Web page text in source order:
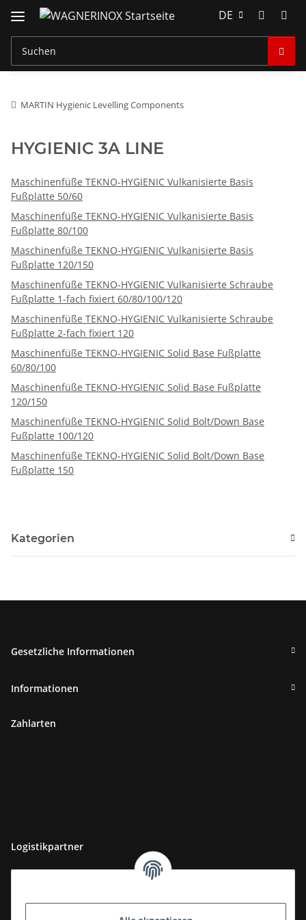
DE
MARTIN Hygienic Levelling Components
HYGIENIC 3A LINE
Maschinenfüße TEKNO-HYGIENIC Vulkanisierte Basis
Fußplatte 50/60
Maschinenfüße TEKNO-HYGIENIC Vulkanisierte Basis
Fußplatte 80/100
Maschinenfüße TEKNO-HYGIENIC Vulkanisierte Basis
Fußplatte 120/150
Maschinenfüße TEKNO-HYGIENIC Vulkanisierte Schraube
Fußplatte 1-fach fixiert 60/80/100/120
Maschinenfüße TEKNO-HYGIENIC Vulkanisierte Schraube
Fußplatte 2-fach fixiert 120
Maschinenfüße TEKNO-HYGIENIC Solid Base Fußplatte
60/80/100
Maschinenfüße TEKNO-HYGIENIC Solid Base Fußplatte
120/150
Maschinenfüße TEKNO-HYGIENIC Solid Bolt/Down Base
Fußplatte 100/120
Maschinenfüße TEKNO-HYGIENIC Solid Bolt/Down Base
Fußplatte 150
Kategorien
Gesetzliche Informationen
Informationen
Zahlarten
Logistikpartner